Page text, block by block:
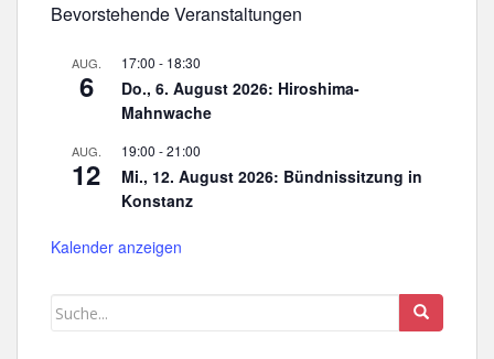
Bevorstehende Veranstaltungen
AUG.
6
17:00 - 18:30
Do., 6. August 2026: Hiroshima-
Mahnwache
AUG.
12
19:00 -21:00
Mi., 12. August 2026: Bündnissitzung in
Konstanz
Kalender anzeigen